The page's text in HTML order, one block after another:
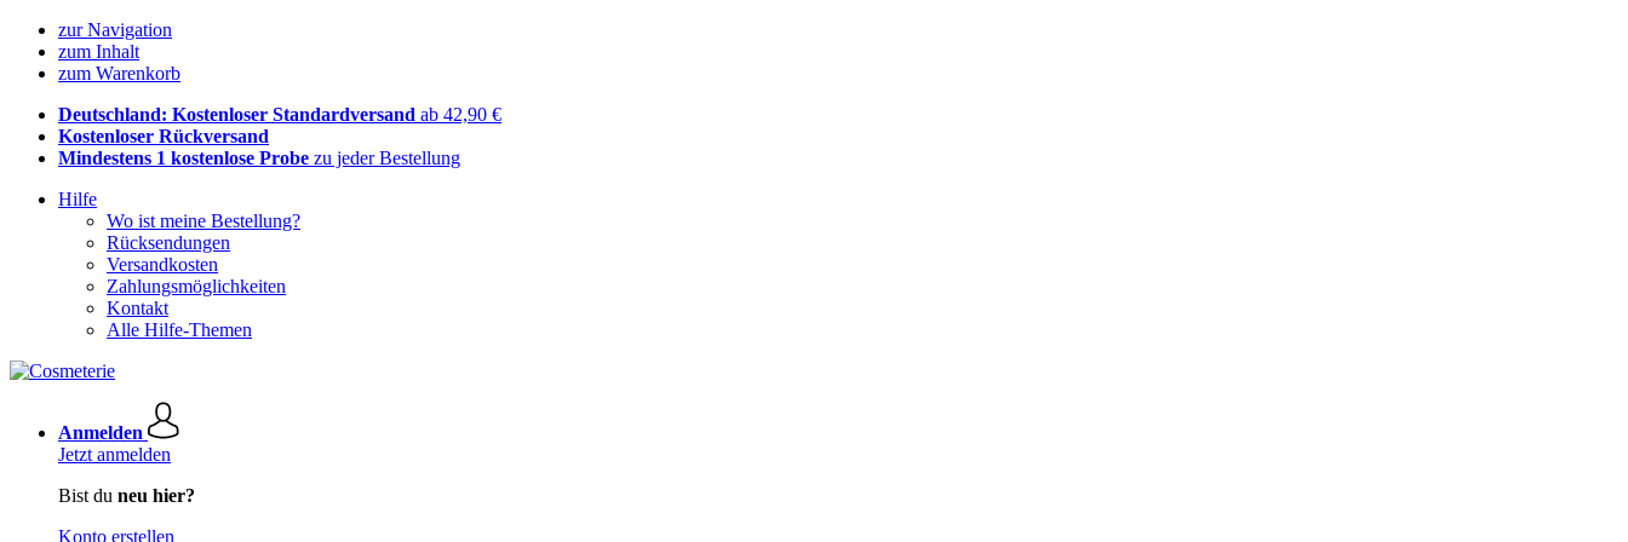
zur Navigation
zum Inhalt
zum Warenkorb
Deutschland: Kostenloser Standardversand ab 42,90 €
Kostenloser Rückversand
Mindestens 1 kostenlose Probe zu jeder Bestellung
Hilfe
Wo ist meine Bestellung?
Rücksendungen
Versandkosten
Zahlungsmöglichkeiten
Kontakt
Alle Hilfe-Themen
Anmelden
Jetzt anmelden
Bist du neu hier?
Konto erstellen